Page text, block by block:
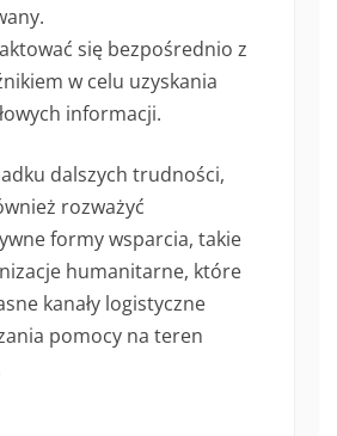
się bezpośrednio z
w celu uzyskania
informacji.
dalszych trudności,
rozważyć
formy wsparcia, takie
humanitarne, które
kanały logistyczne
pomocy na teren